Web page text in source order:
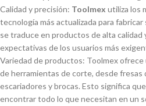
Calidad y precisión: Toolmex utiliza los
tecnologí­a más actualizada para
se traduce en productos de alta calidad
expectativas de los usuarios más
Variedad de productos: Toolmex ofrece
de herramientas de corte, desde fresas
escariadores y brocas. Esto significa
encontrar todo lo que necesitan en un